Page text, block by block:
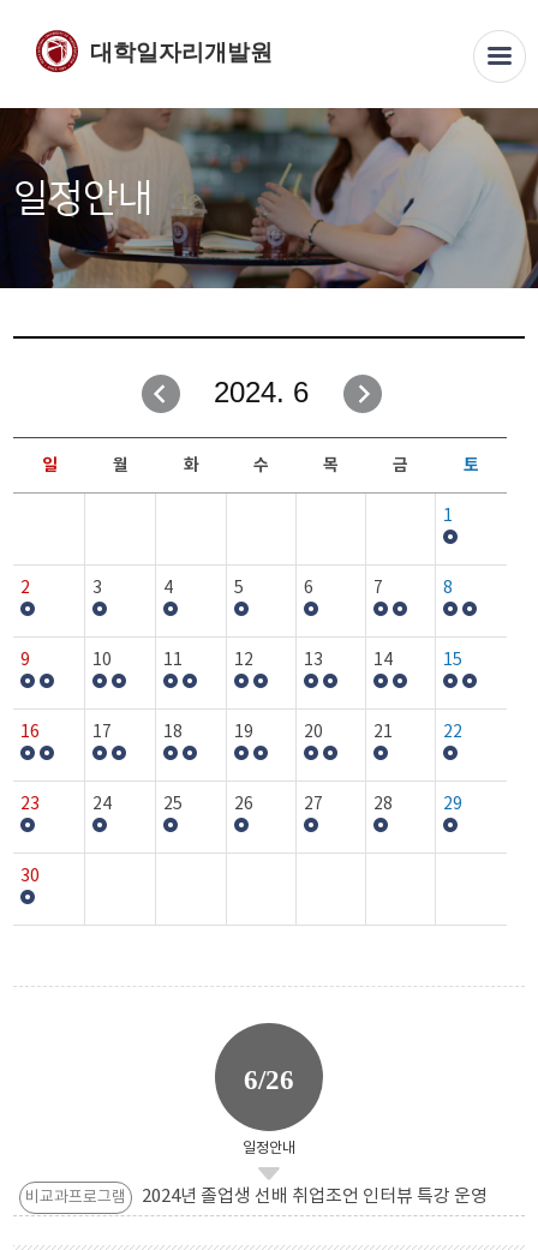
대학일자리개발원
일정안내
2024. 6
일 월 화 수 목 금 토
1
2 3 4 5 6 7 8
9 10 11 12 13 14 15
16 17 18 19 20 21 22
23 24 25 26 27 28 29
30
6/26
일정안내
비교과프로그램 2024년 졸업생 선배 취업조언 인터뷰 특강 운영